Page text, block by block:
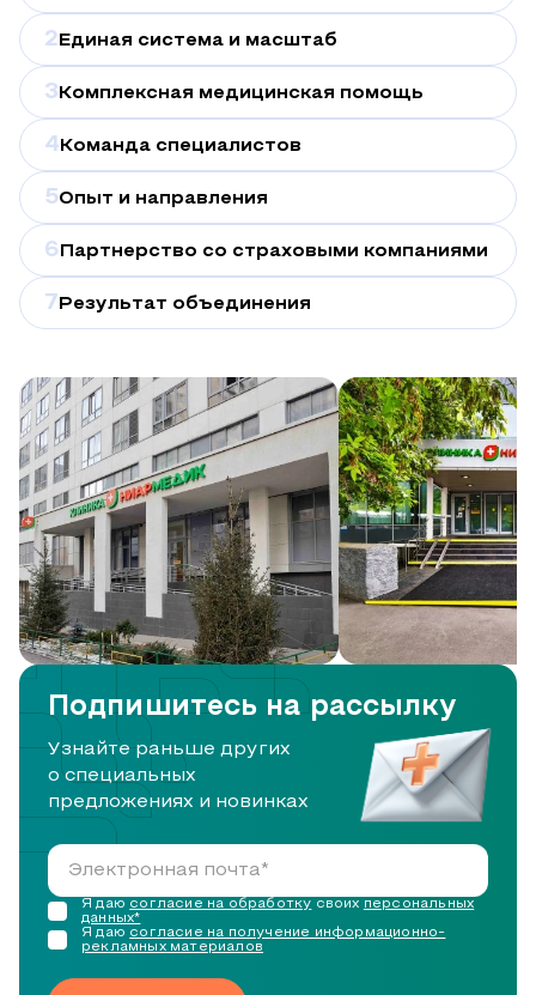
2 Единая система и масштаб
3 Комплексная медицинская помощь
4 Команда специалистов
5Опыт и направления
6 Партнерство со страховыми компаниями
7 Результат объединения
Подпишитесь на рассылку
Узнайте раньше других
о специальных
предложениях и новинках
Я даю согласие на обработку своих персональных
данных*
Я даю согласие на получение информационно-
рекламных материалов